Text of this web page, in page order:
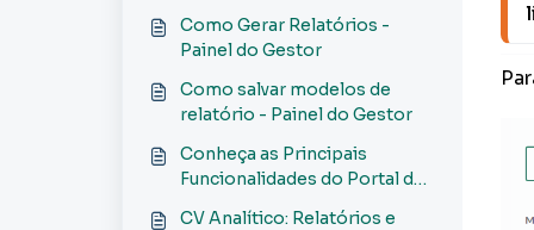
Como Gerar Relatórios -
Painel do Gestor
Como salvar modelos de
relatório - Painel do Gestor
Conheça as Principais
Funcionalidades do Portal do
CV Analítico: Relatórios e